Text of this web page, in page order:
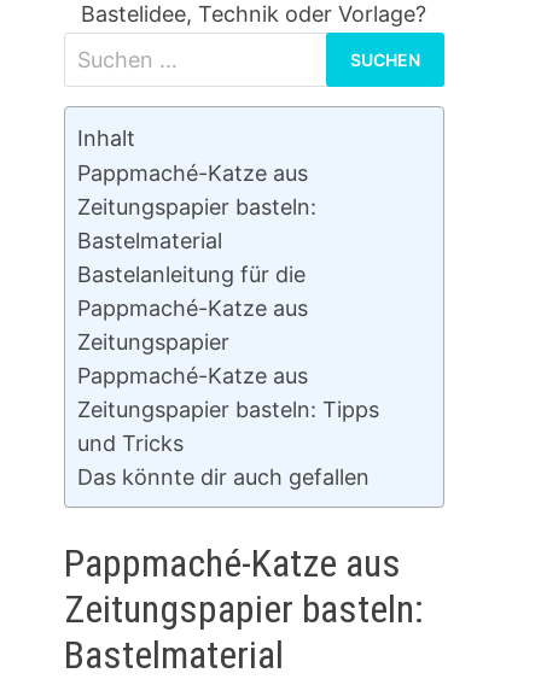
Bastelidee, Technik oder Vorlage?
nach:
Inhalt
Pappmaché-Katze aus
Zeitungspapier basteln:
Bastelmaterial
Bastelanleitung für die
Pappmaché-Katze aus
Zeitungspapier
Pappmaché-Katze aus
Zeitungspapier basteln: Tipps
und Tricks
Das könnte dir auch gefallen
Pappmaché-Katze aus
Zeitungspapier basteln:
Bastelmaterial